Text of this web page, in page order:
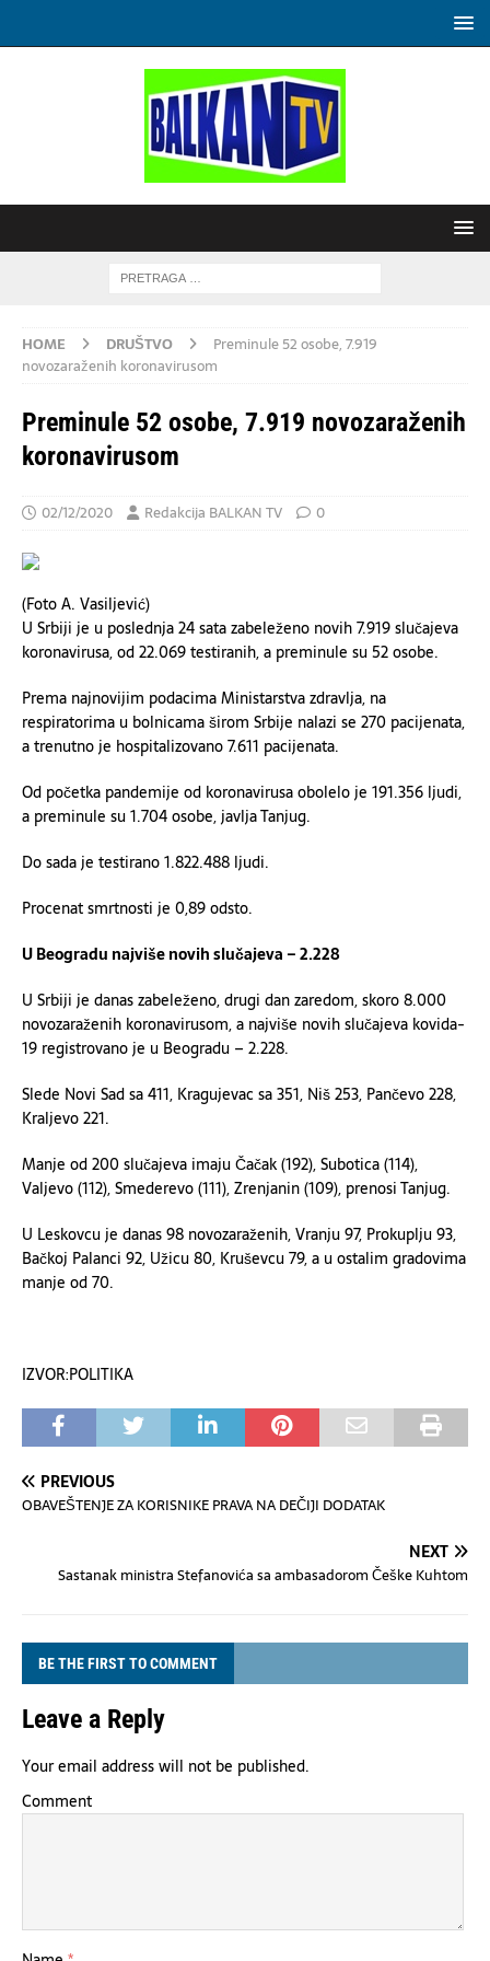
HOME DRUŠTVO
Preminule 52 osobe, 7.919
novozaraženih koronavirusom
Preminule 52 osobe, 7.919 novozaraženih
koronavirusom
02/12/2020 Redakcija BALKAN TV 0
(Foto A. Vasiljević)
U Srbiji je u poslednja 24 sata zabeleženo novih 7.919 slučajeva
koronavirusa, od 22.069 testiranih, a preminule su 52 osobe.
Prema najnovijim podacima Ministarstva zdravlja, na
respiratorima u bolnicama širom Srbije nalazi se 270 pacijenata,
a trenutno je hospitalizovano 7.611 pacijenata.
Od početka pandemije od koronavirusa obolelo je 191.356 ljudi,
a preminule su 1.704 osobe, javlja Tanjug.
Do sada je testirano 1.822.488 ljudi.
Procenat smrtnosti je 0,89 odsto.
U Beogradu najviše novih slučajeva – 2.228
U Srbiji je danas zabeleženo, drugi dan zaredom, skoro 8.000
novozaraženih koronavirusom, a najviše novih slučajeva kovida-
19 registrovano je u Beogradu – 2.228.
Slede Novi Sad sa 411, Kragujevac sa 351, Niš 253, Pančevo 228,
Kraljevo 221.
Manje od 200 slučajeva imaju Čačak (192), Subotica (114),
Valjevo (112), Smederevo (111), Zrenjanin (109), prenosi Tanjug.
U Leskovcu je danas 98 novozaraženih, Vranju 97, Prokuplju 93,
Bačkoj Palanci 92, Užicu 80, Kruševcu 79, a u ostalim gradovima
manje od 70.
IZVOR:POLITIKA
PREVIOUS
OBAVEŠTENJE ZA KORISNIKE PRAVA NA DEČIJI DODATAK
NEXT
Sastanak ministra Stefanovića sa ambasadorom Češke Kuhtom
BE THE FIRST TO COMMENT
Leave a Reply
Your email address will not be published.
Comment